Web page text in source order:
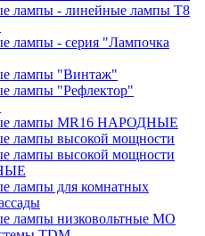
лампы - линейные лампы T8
лампы - серия "Лампочка
лампы "Винтаж"
лампы "Рефлектор"
лампы MR16 НАРОДНЫЕ
лампы высокой мощности
лампы высокой мощности
лампы для комнатных
лампы низковольтные МО